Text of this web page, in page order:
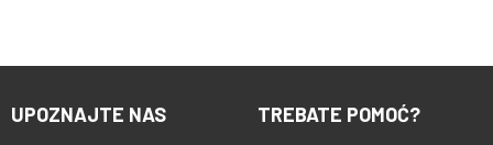
UPOZNAJTE NAS TREBATE POMOĆ?